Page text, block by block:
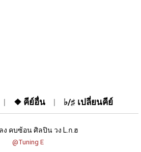
❖ คีย์อื่น ♭/♯ เปลี่ยนคีย์
ง คบซ้อน ศิลปิน วง L.ก.ฮ
@Tuning E